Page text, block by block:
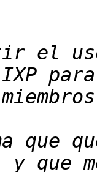
el
que